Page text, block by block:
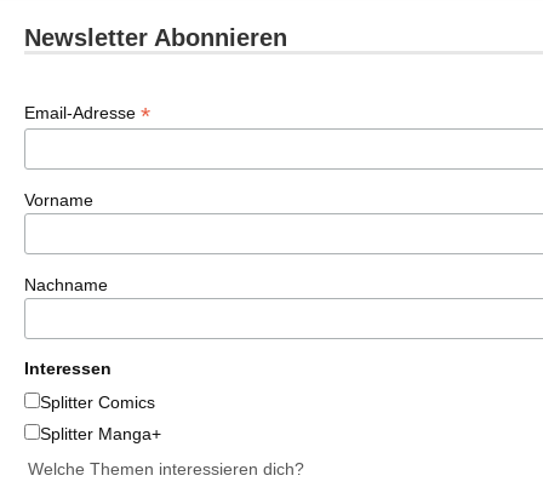
Newsletter Abonnieren
Email-Adresse *
Vorname
Nachname
Interessen
Splitter Comics
Splitter Manga+
Welche Themen interessieren dich?